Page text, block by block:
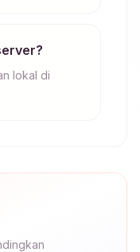
lokal di